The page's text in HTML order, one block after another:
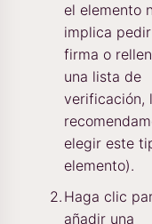
el elemento
implica
firma o
una lista de
verificación,
elegir este
elemento).
Haga clic
añadir una